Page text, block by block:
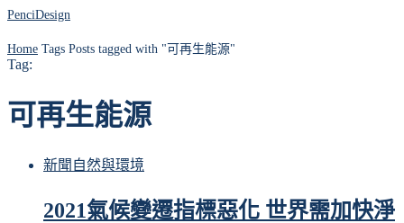
PenciDesign
Home Tags Posts tagged with "可再生能源"
Tag:
可再生能源
新聞 自然與環境
2021氣候變遷指標惡化 世界需加快淨